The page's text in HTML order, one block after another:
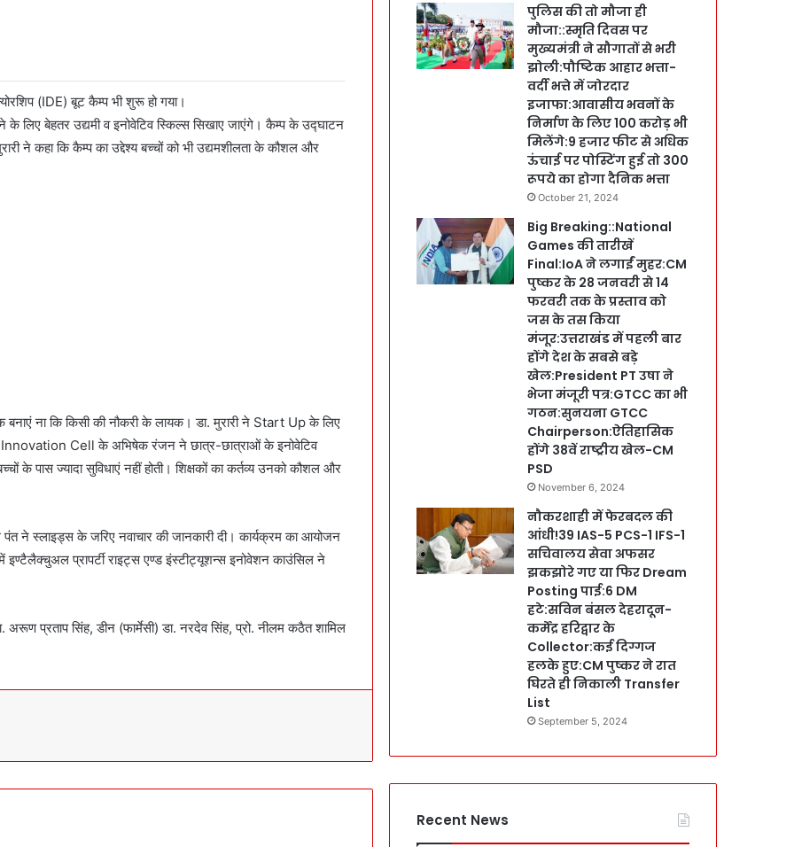
(IDE) बूट कैम्प भी शुरू हो गया।
के लिए बेहतर उद्यमी व इनोवेटिव स्किल्स सिखाए जाएंगे। कैम्प के उद्घाटन
ने कहा कि कैम्प का उद्देश्य बच्चों को भी उद्यमशीलता के कौशल और
बनाएं ना कि किसी की नौकरी के लायक। डा. मुरारी ने Start Up के लिए
में Innovation Cell के अभिषेक रंजन ने छात्र-छात्राओं के इनोवेटिव
के पास ज्यादा सुविधाएं नहीं होती। शिक्षकों का कर्तव्य उनको कौशल और
पंत ने स्लाइड्स के जरिए नवाचार की जानकारी दी। कार्यक्रम का आयोजन
में इण्टैलैक्चुअल प्रापर्टी राइट्स एण्ड इंस्टीट्यूशन्स इनोवेशन काउंसिल ने
प्रताप सिंह, डीन (फार्मेसी) डा. नरदेव सिंह, प्रो. नीलम कठैत शामिल
पुलिस की तो मौजा ही
मौजा::स्मृति दिवस पर
मुख्यमंत्री ने सौगातों से भरी
झोली:पौष्टिक आहार भत्ता-
वर्दी भत्ते में जोरदार
इजाफा:आवासीय भवनों के
निर्माण के लिए 100 करोड़ भी
मिलेंगे:9 हजार फीट से अधिक
ऊंचाई पर पोस्टिंग हुई तो 300
रूपये का होगा दैनिक भत्ता
October 21, 2024
Big Breaking::National
Games की तारीखें
Final:IoA ने लगाईं मुहर:CM
पुष्कर के 28 जनवरी से 14
फरवरी तक के प्रस्ताव को
जस के तस किया
मंजूर:उत्तराखंड में पहली बार
होंगे देश के सबसे बड़े
खेल:President PT उषा ने
भेजा मंजूरी पत्र:GTCC का भी
गठन:सुनयना GTCC
Chairperson:ऐतिहासिक
होंगे 38वें राष्ट्रीय खेल-CM
PSD
November 6, 2024
नौकरशाही में फेरबदल की
आंधी!39 IAS-5 PCS-1 IFS-1
सचिवालय सेवा अफसर
झकझोरे गए या फिर Dream
Posting पाई:6 DM
हटे:सविन बंसल देहरादून-
कर्मेंद्र हरिद्वार के
Collector:कई दिग्गज
हलके हुए:CM पुष्कर ने रात
घिरते ही निकाली Transfer
List
September 5, 2024
Recent News